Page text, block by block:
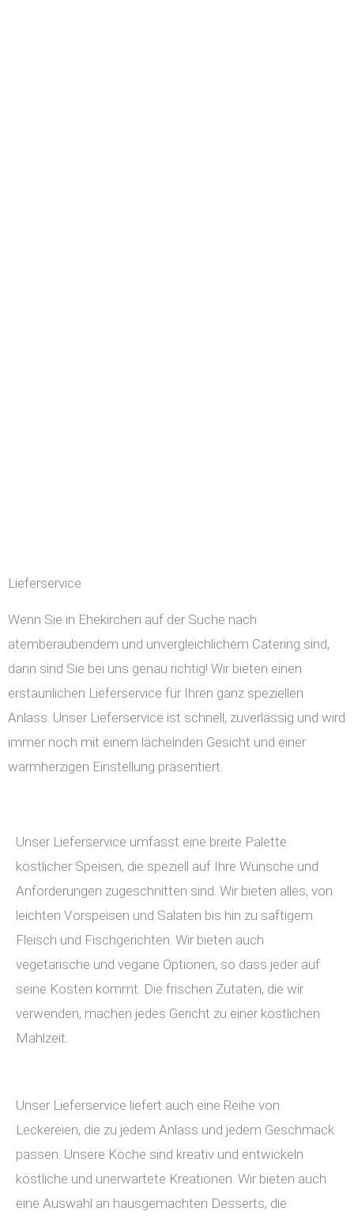
Lieferservice
Wenn Sie in Ehekirchen auf der Suche nach
atemberaubendem und unvergleichlichem Catering sind,
dann sind Sie bei uns genau richtig! Wir bieten einen
erstaunlichen Lieferservice für Ihren ganz speziellen
Anlass. Unser Lieferservice ist schnell, zuverlässig und wird
immer noch mit einem lächelnden Gesicht und einer
warmherzigen Einstellung präsentiert.
Unser Lieferservice umfasst eine breite Palette
köstlicher Speisen, die speziell auf Ihre Wünsche und
Anforderungen zugeschnitten sind. Wir bieten alles, von
leichten Vorspeisen und Salaten bis hin zu saftigem
Fleisch und Fischgerichten. Wir bieten auch
vegetarische und vegane Optionen, so dass jeder auf
seine Kosten kommt. Die frischen Zutaten, die wir
verwenden, machen jedes Gericht zu einer köstlichen
Mahlzeit.
Unser Lieferservice liefert auch eine Reihe von
Leckereien, die zu jedem Anlass und jedem Geschmack
passen. Unsere Köche sind kreativ und entwickeln
köstliche und unerwartete Kreationen. Wir bieten auch
eine Auswahl an hausgemachten Desserts, die